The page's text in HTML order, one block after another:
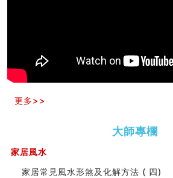
口相與命運
六爻測住宅風水 (五)
一篇文章解答八字命理所有困惑
汽车风水
四墓库真诠
更多>>
大師專欄
家居風水
家居常見風水形煞及化解方法 ( 四)